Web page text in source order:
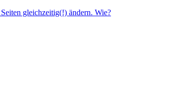
gleichzeitig(!) ändern. Wie?